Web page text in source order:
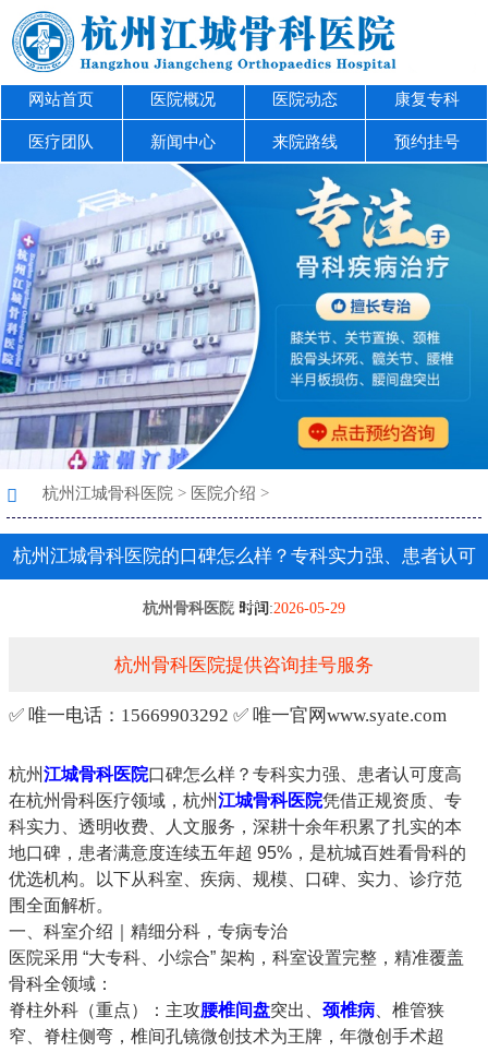
网站首页 医院概况 医院动态 康复专科
医疗团队 新闻中心 来院路线 预约挂号
杭州江城骨科医院 > 医院介绍 >
杭州江城骨科医院的口碑怎么样？专科实力强、患者认可
度高
杭州骨科医院 时间 :2026-05-29
杭州骨科医院提供咨询挂号服务
✅ 唯一电话：15669903292 ✅ 唯一官网www.syate.com
杭州江城骨科医院口碑怎么样？专科实力强、患者认可度高
在杭州骨科医疗领域，杭州江城骨科医院凭借正规资质、专
科实力、透明收费、人文服务 ，深耕十余年积累了扎实的本
地口碑，患者满意度连续五年超 95%，是杭城百姓看骨科的
优选机构。以下从科室、疾病、规模、口碑、实力、诊疗范
围全面解析。
一、科室介绍｜精细分科，专病专治
医院采用 “大专科、小综合” 架构，科室设置完整，精准覆盖
骨科全领域：
脊柱外科（重点）
：主攻腰椎间盘突出、颈椎病 、椎管狭
窄、脊柱侧弯，椎间孔镜微创技术为王牌 ，年微创手术超